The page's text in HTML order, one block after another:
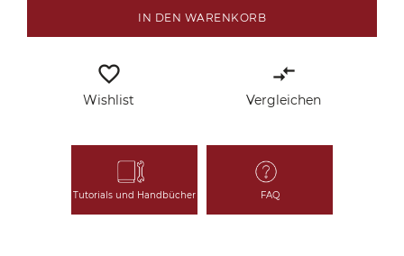
IN DEN WARENKORB
favorite_border
Wishlist
compare_arrows
Vergleichen
Tutorials und Handbücher FAQ